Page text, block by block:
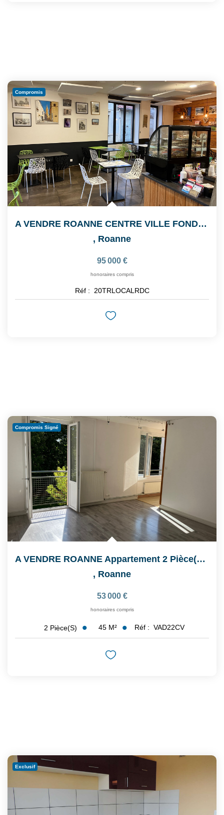
Compromis
A VENDRE ROANNE CENTRE VILLE FONDS DE COMMERCE RESTAURANT
, Roanne
95 000 €
honoraires compris
Réf : 20TRLOCALRDC
Compromis Signé
A VENDRE ROANNE Appartement 2 Pièce(s) 44.81 M2
, Roanne
53 000 €
honoraires compris
2 Pièce(s) 45 M² Réf : VAD22CV
Exclusif